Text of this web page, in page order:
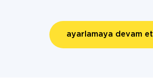
ayarlamaya devam et